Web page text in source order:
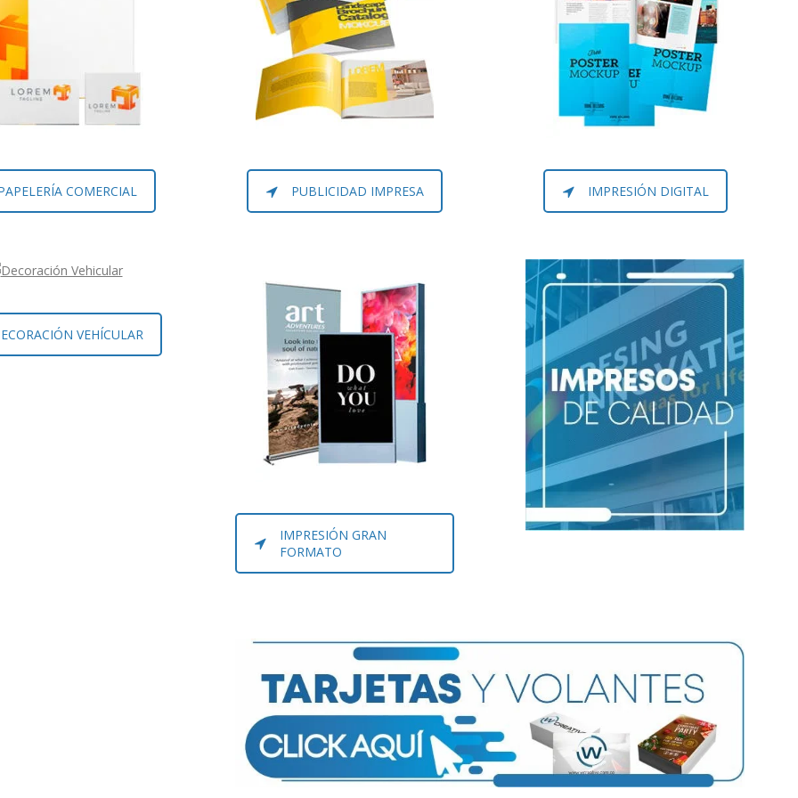
COMERCIAL PUBLICIDAD IMPRESA IMPRESIÓN DIGITAL
VEHÍCULAR
IMPRESIÓN GRAN
FORMATO